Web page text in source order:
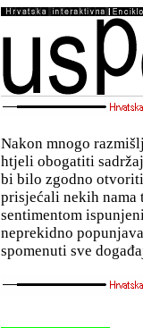
Nakon mnogo
htjeli obogatiti
bi bilo zgodno
prisjećali nekih
sentimentom
neprekidno
spomenuti sve